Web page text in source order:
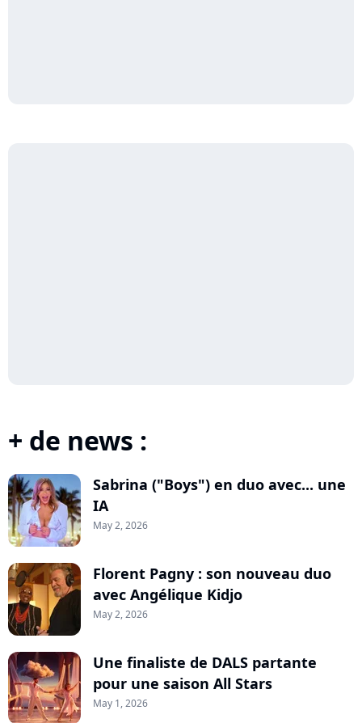
+ de news :
Sabrina ("Boys") en duo avec... une
IA
May 2, 2026
Florent Pagny : son nouveau duo
avec Angélique Kidjo
May 2, 2026
Une finaliste de DALS partante
pour une saison All Stars
May 1, 2026